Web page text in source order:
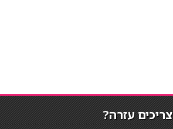
צריכים עזרה?